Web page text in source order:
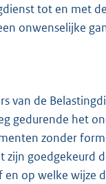
tot en met
onwenselijke
van de
gedurende het
zonder
zijn goedgekeurd
en op welke wijze